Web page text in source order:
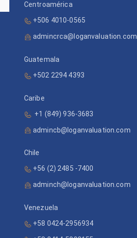
Centroamérica
+506 4010-0565
admincrca@loganvaluation.com
Guatemala
+502 2294 4393
Caribe
+1 (849) 936-3683
admincb@loganvaluation.com
Chile
+56 (2) 2485 -7400
adminch@loganvaluation.com
Venezuela
+58 0424-2956934